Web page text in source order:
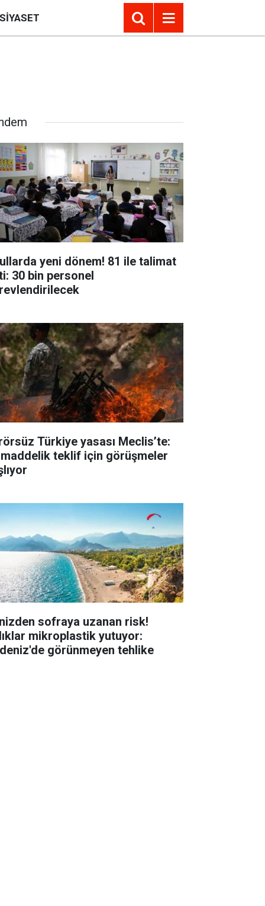
yeni dönem! 81 ile talimat
30 bin personel
Türkiye yasası Meclis’te:
teklif için görüşmeler
sofraya uzanan risk!
mikroplastik yutuyor:
görünmeyen tehlike